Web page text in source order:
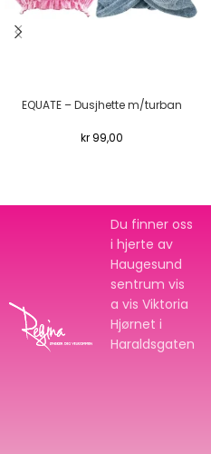
EQUATE – Dusjhette m/turban
kr99,00
Du finner oss
i hjerte av
Haugesund
sentrum vis
a vis Viktoria
Hjørnet i
Haraldsgaten